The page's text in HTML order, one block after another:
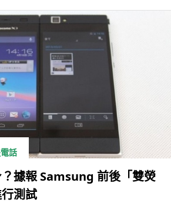
話
據報 Samsung 前後「雙熒
測試